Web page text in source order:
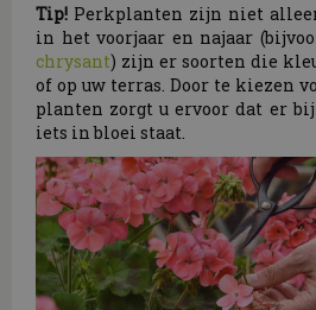
Tip! Perkplanten zijn niet
in het voorjaar en najaar
chrysant) zijn er soorten die
of op uw terras. Door te kiezen
planten zorgt u ervoor dat er
iets in bloei staat.